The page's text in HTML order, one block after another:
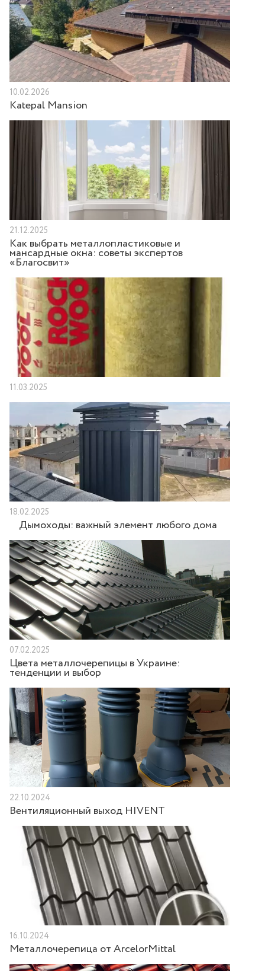
10.02.2026
Katepal Mansion
21.12.2025
Как выбрать металлопластиковые и
мансардные окна: советы экспертов
«Благосвит»
11.03.2025
18.02.2025
Дымоходы: важный элемент любого дома
07.02.2025
Цвета металлочерепицы в Украине:
тенденции и выбор
22.10.2024
Вентиляционный выход HIVENT
16.10.2024
Металлочерепица от ArcelorMittal